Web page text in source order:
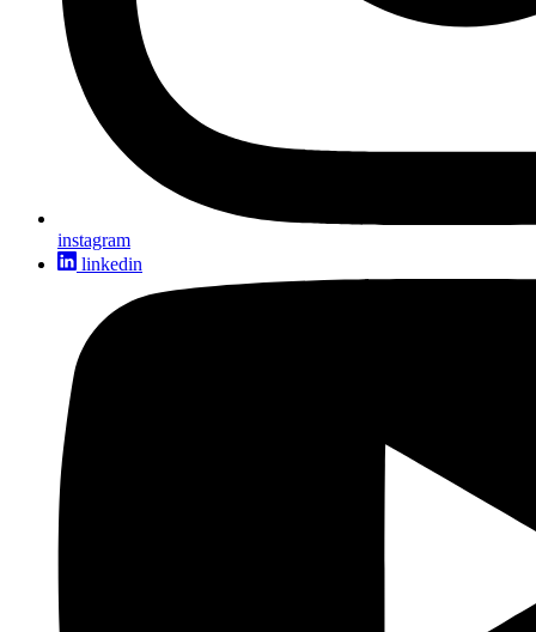
instagram
linkedin